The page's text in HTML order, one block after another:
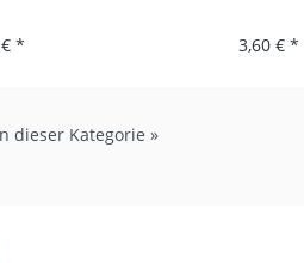
dieser Kategorie »